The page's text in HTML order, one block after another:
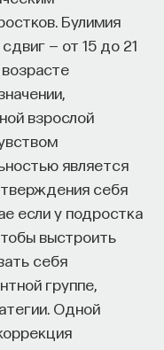
Булимия
— от 15 до 21
взрослой
является
себя
если у подростка
выстроить
себя
группе,
Одной